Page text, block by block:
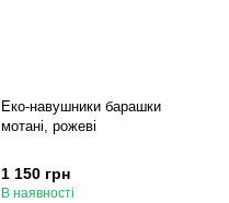
Еко-навушники барашки
мотані, рожеві
1 150 грн
В наявності